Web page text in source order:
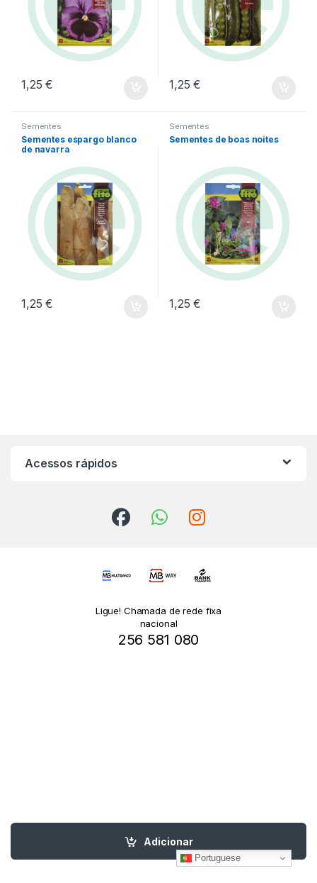
Adicionar
1,25€ 1,25€
Sementes
Sementes espargo blanco
de navarra
1,25€
Sementes
Sementes de boas noites
1,25€
Acessos rápidos
Ligue! Chamada de rede fixa
nacional
256 581 080
Portuguese